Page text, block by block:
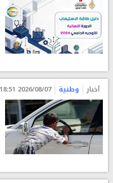
أخبار وطنية 2026/08/07 18:51